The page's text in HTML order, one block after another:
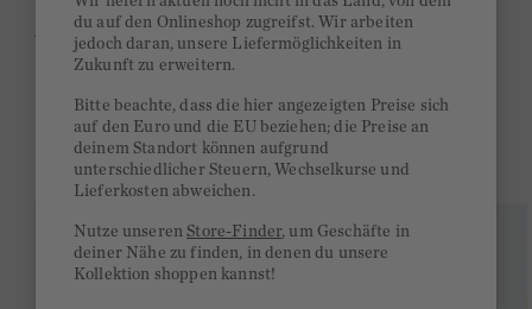
Ab 300€ versandkostenfrei
DAS KÖNNTE DIR GEFALLEN
du auf den Onlineshop zugreifst. Wir arbeiten
jedoch daran, unsere Liefermöglichkeiten in
Zukunft zu erweitern.
Bitte beachte, dass die hier angezeigten Preise sich
auf den Euro und die EU beziehen; die Preise an
deinem Standort können aufgrund
unterschiedlicher Steuern, Wechselkurse und
Lieferkosten abweichen.
Nutze unserenStore-Finder, um Geschäfte in
deiner Nähe zu finden, in denen du unsere
Kollektion shoppen kannst!